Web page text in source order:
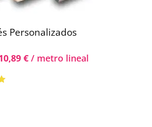
Personalizados
€ / metro lineal